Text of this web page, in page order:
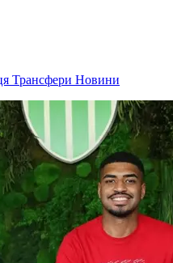
Трансфери Новини